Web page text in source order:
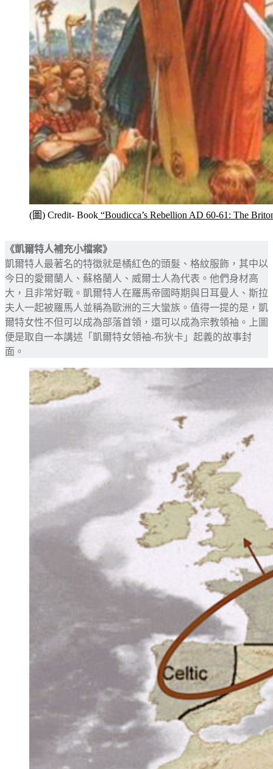
(圖) Credit- Book “Boudicca’s Rebellion AD 60-61: The
《凱爾特人補充小檔案》
凱爾特人最著名的特徵就是橘紅色的頭髮、格紋服飾，其中以
今日的愛爾蘭人、蘇格蘭人、威爾士人為代表。他們身材高
大，且非常好戰。凱爾特人在羅馬帝國時期與日耳曼人、斯拉
夫人一起被羅馬人並稱為歐洲的三大蠻族。值得一提的是，凱
爾特女性不但可以成為部落首領，還可以成為宗教領袖。上圖
便是取自一本講述「凱爾特女領袖-布狄卡」起義的故事封
面。